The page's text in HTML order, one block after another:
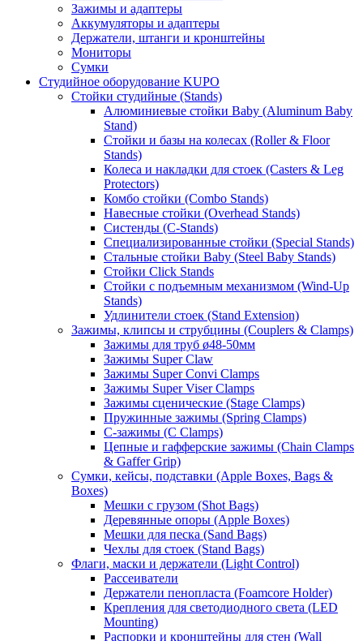
Зажимы и адаптеры
Аккумуляторы и адаптеры
Держатели, штанги и кронштейны
Мониторы
Сумки
Студийное оборудование KUPO
Стойки студийные (Stands)
Алюминиевые стойки Baby (Aluminum Baby
Stand)
Стойки и базы на колесах (Roller & Floor
Stands)
Колеса и накладки для стоек (Casters & Leg
Protectors)
Комбо стойки (Combo Stands)
Навесные стойки (Overhead Stands)
Систенды (C-Stands)
Специализированные стойки (Special Stands)
Стальные стойки Baby (Steel Baby Stands)
Стойки Click Stands
Стойки с подъемным механизмом (Wind-Up
Stands)
Удлинители стоек (Stand Extension)
Зажимы, клипсы и струбцины (Couplers & Clamps)
Зажимы для труб ø48-50мм
Зажимы Super Claw
Зажимы Super Convi Clamps
Зажимы Super Viser Clamps
Зажимы сценические (Stage Clamps)
Пружинные зажимы (Spring Clamps)
С-зажимы (C Clamps)
Цепные и гафферские зажимы (Chain Clamps
& Gaffer Grip)
Сумки, кейсы, подставки (Apple Boxes, Bags &
Boxes)
Мешки с грузом (Shot Bags)
Деревянные опоры (Apple Boxes)
Мешки для песка (Sand Bags)
Чехлы для стоек (Stand Bags)
Флаги, маски и держатели (Light Control)
Рассеиватели
Держатели пенопласта (Foamcore Holder)
Крепления для светодиодного света (LED
Mounting)
Распорки и кронштейны для стен (Wall